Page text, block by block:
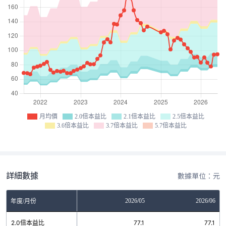
月均價 2.0倍本益比 2.1倍本益比
2.5倍本益比
3.6倍本益比
3.7倍本益比 5.7倍本益比
詳細數據 數據單位：元
年度/月份 2026/05 2026/06
2.0倍本益比 77.1 77.1